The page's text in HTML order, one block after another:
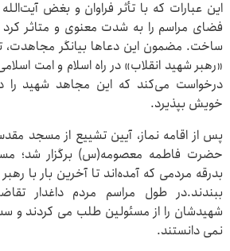
این عبارات که با تأثر فراوان و بغض
فضای مراسم را به شدت معنوی و متاثر
ساخت. مضمون این دعاها بیانگر
«رهبر شهید انقلاب» در راه اسلام و امت
درخواست می‌کند که این مجاهد شهید را
خویش بپذیرد.
پس از اقامه نماز، آیین تشییع از مسجد
حضرت فاطمه معصومه(س) برگزار شد؛
بدرقه مردمی که آمده‌اند تا آخرین بار با
ببندند.در طول مراسم مردم داغدار
شهیدشان را از مسئولین طلب می کردند و
نمی دانستند.